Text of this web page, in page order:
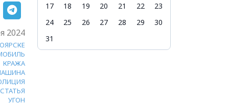
2024
КРАЖА
СТАТЬЯ
УГОН
17
18 19 20 21 22
23
24
25 26 27 28 29
30
31